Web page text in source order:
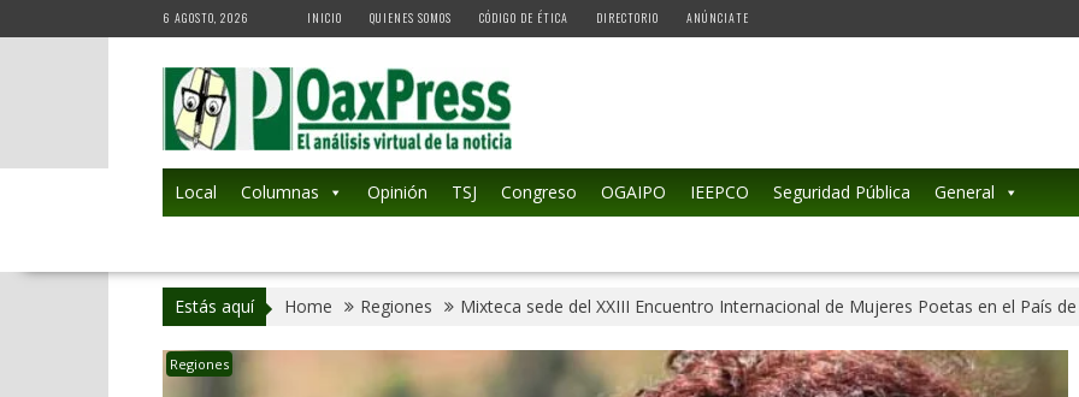
to
6 AGOSTO, 2026 INICIO QUIENES SOMOS CÓDIGO DE ÉTICA DIRECTORIO ANÚNCIATE
Local Columnas Opinión TSJ Congreso OGAIPO IEEPCO Seguridad Pública General
Estás aquí Home Regiones Mixteca sede del XXIII Encuentro Internacional de Mujeres Poetas en el País
Regiones